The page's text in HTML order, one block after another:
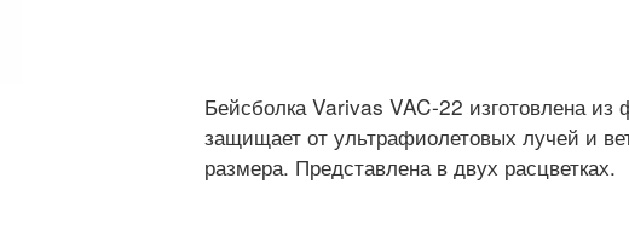
Бейсболка Varivas VAC-22 изготовлена
защищает от ультрафиолетовых лучей и
размера. Представлена в двух расцветках.